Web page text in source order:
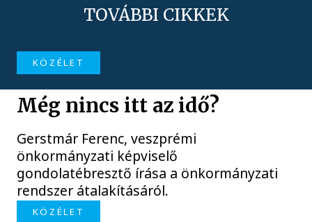
TOVÁBBI CIKKEK
KÖZÉLET
Még nincs itt az idő?
Gerstmár Ferenc, veszprémi
önkormányzati képviselő
gondolatébresztő írása a önkormányzati
rendszer átalakításáról.
KÖZÉLET